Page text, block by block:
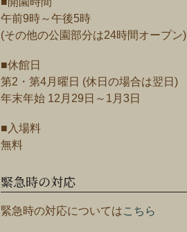
午前9時～午後5時
(その他の公園部分は24時間オープン)
■休館日
第2・第4月曜日 (休日の場合は翌日)
年末年始 12月29日～1月3日
■入場料
無料
緊急時の対応
緊急時の対応についてはこちら